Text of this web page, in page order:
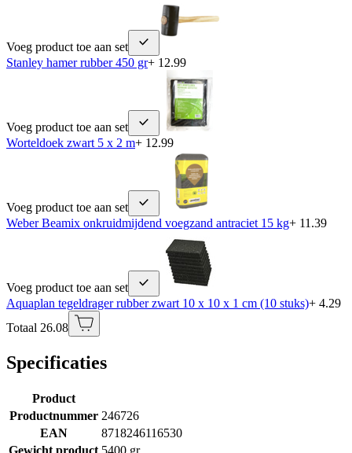
Voeg product toe aan set
Stanley hamer rubber 450 gr+ 12.99
Voeg product toe aan set
Worteldoek zwart 5 x 2 m+ 12.99
Voeg product toe aan set
Weber Beamix onkruidmijdend voegzand antraciet 15 kg+ 11.39
Voeg product toe aan set
Aquaplan tegeldrager rubber zwart 10 x 10 x 1 cm (10 stuks)+ 4.29
Totaal 26.08
Specificaties
Product
Productnummer 246726
EAN
8718246116530